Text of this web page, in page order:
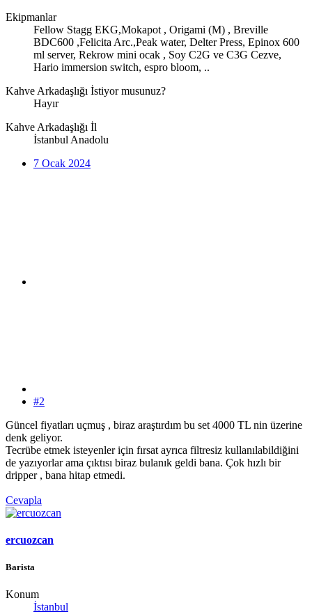
Ekipmanlar
Fellow Stagg EKG,Mokapot , Origami (M) , Breville
BDC600 ,Felicita Arc.,Peak water, Delter Press, Epinox 600
ml server, Rekrow mini ocak , Soy C2G ve C3G Cezve,
Hario immersion switch, espro bloom, ..
Kahve Arkadaşlığı İstiyor musunuz?
Hayır
Kahve Arkadaşlığı İl
İstanbul Anadolu
7 Ocak 2024
#2
Güncel fiyatları uçmuş , biraz araştırdım bu set 4000 TL nin üzerine
denk geliyor.
Tecrübe etmek isteyenler için fırsat ayrıca filtresiz kullanılabildiğini
de yazıyorlar ama çıktısı biraz bulanık geldi bana. Çok hızlı bir
dripper , bana hitap etmedi.
Cevapla
ercuozcan
Barista
Konum
İstanbul